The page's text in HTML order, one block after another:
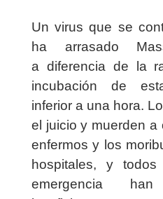
Un virus que se
ha arrasado
a diferencia de la
incubación de
inferior a una hora.
el juicio y muerden a
enfermos y los
hospitales, y
emergencia